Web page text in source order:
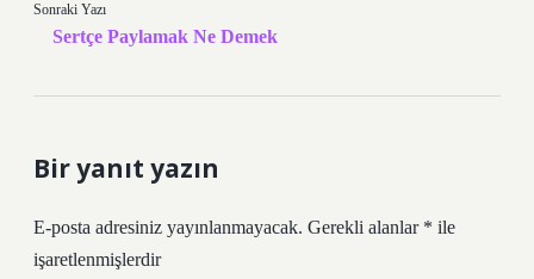
Sonraki Yazı
Sertçe Paylamak Ne Demek
Bir yanıt yazın
E-posta adresiniz yayınlanmayacak. Gerekli alanlar * ile
işaretlenmişlerdir